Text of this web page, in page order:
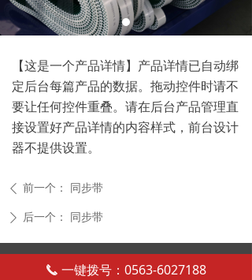
끅 一键拨号：0563-6027188
【这是一个产品详情】产品详情已自动绑
定后台每篇产品的数据。拖动控件时请不
要让任何控件重叠。请在后台产品管理直
接设置好产品详情的内容样式，前台设计
器不提供设置。
ꄴ 前一个： 同步带
ꄲ 后一个： 同步带
电话：13651779858